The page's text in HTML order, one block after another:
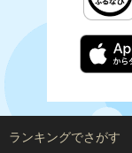
ランキングでさがす